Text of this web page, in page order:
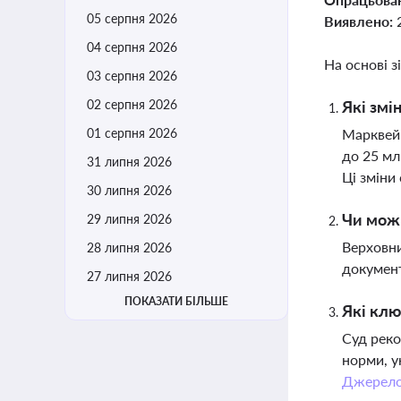
05 серпня 2026
04 серпня 2026
03 серпня 2026
02 серпня 2026
01 серпня 2026
31 липня 2026
30 липня 2026
29 липня 2026
28 липня 2026
27 липня 2026
ПОКАЗАТИ БІЛЬШЕ
Виявлено:
На основі
Які
до 25
Ці
Чи
Які
Суд
норми,